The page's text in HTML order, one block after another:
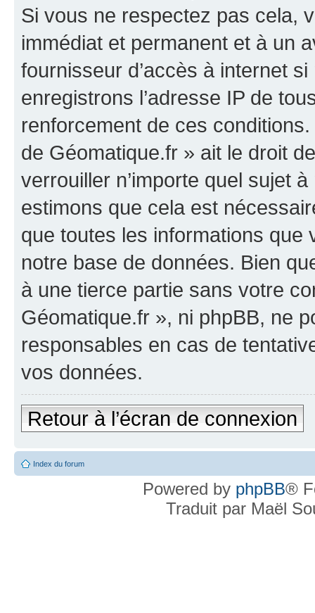
Si vous ne respectez pas cela,
immédiat et permanent et à un
fournisseur d’accès à internet
enregistrons l’adresse IP de
renforcement de ces
de Géomatique.fr » ait le droit
verrouiller n’importe quel sujet
estimons que cela est
que toutes les informations
notre base de données. Bien
à une tierce partie sans votre
Géomatique.fr », ni phpBB, ne
responsables en cas de
vos données.
Retour à l’écran de connexion
Index du forum
Powered by phpBB®
Traduit par Maël